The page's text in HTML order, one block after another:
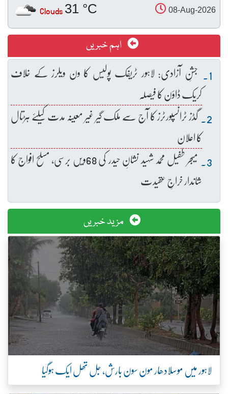
08-Aug-2026
31 °C
Clouds
اہم خبریں
جشنِ آزادی: لاہور ٹریفک پولیس کا ون ویلرز کے خلاف
کریک ڈاؤن کا فیصلہ
گڈز ٹرانسپورٹرز کا آج سے ملک گیر غیر معینہ مدت کیلئے ہڑتال
کا اعلان
میجر طفیل محمد شہید نشانِ حیدر کی 68ویں برسی، مسلح افواج کا
شاندار خراجِ عقیدت
مزید خبریں
لاہور میں موسلادھار مون سون بارش، جل تھل ایک ہوگیا